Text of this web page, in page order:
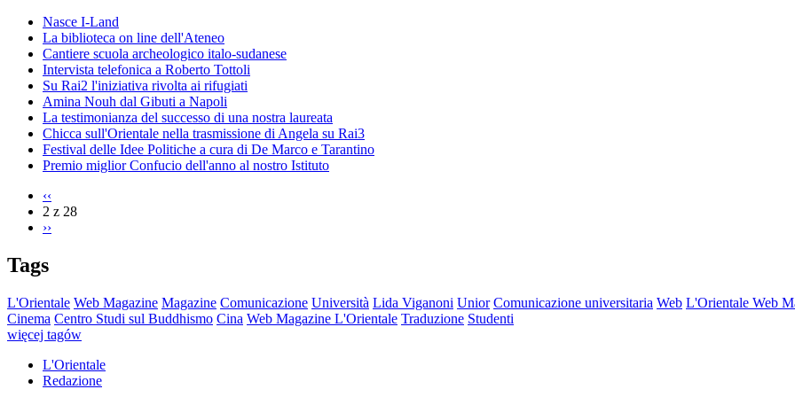
Nasce I-Land
La biblioteca on line dell'Ateneo
Cantiere scuola archeologico italo-sudanese
Intervista telefonica a Roberto Tottoli
Su Rai2 l'iniziativa rivolta ai rifugiati
Amina Nouh dal Gibuti a Napoli
La testimonianza del successo di una nostra laureata
Chicca sull'Orientale nella trasmissione di Angela su Rai3
Festival delle Idee Politiche a cura di De Marco e Tarantino
Premio miglior Confucio dell'anno al nostro Istituto
‹‹
2 z 28
››
Tags
L'Orientale Web Magazine Magazine Comunicazione Università Lida Viganoni Unior Comunicazione universitaria Web L'Orientale Web
Cinema Centro Studi sul Buddhismo Cina Web Magazine L'Orientale Traduzione Studenti
więcej tagów
L'Orientale
Redazione